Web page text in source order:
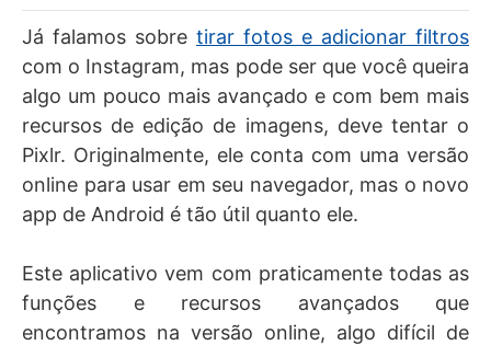
Já falamos sobre tirar fotos e adicionar filtros
com o Instagram, mas pode ser que você queira
algo um pouco mais avançado e com bem mais
recursos de edição de imagens, deve tentar o
Pixlr. Originalmente, ele conta com uma versão
online para usar em seu navegador, mas o novo
app de Android é tão útil quanto ele.
Este aplicativo vem com praticamente todas as
funções e recursos avançados que
encontramos na versão online, algo difícil de